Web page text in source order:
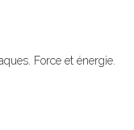
Force et énergie.